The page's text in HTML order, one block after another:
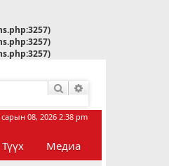
Хайлт
08, 2026 2:38 pm
Түүх Медиа